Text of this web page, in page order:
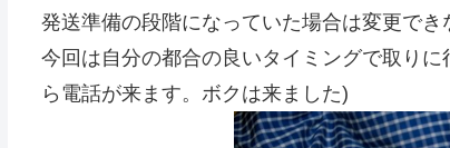
発送準備の段階になっていた場合は変更で
今回は自分の都合の良いタイミングで取り
ら電話が来ます。ボクは来ました)